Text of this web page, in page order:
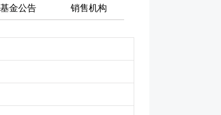
基金公告 销售机构